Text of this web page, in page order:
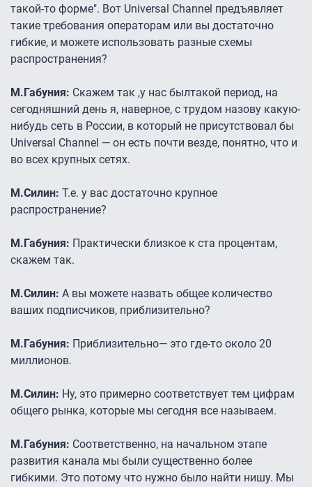
такой-то форме". Вот Universal Channel предъявляет
такие требования операторам или вы достаточно
гибкие, и можете использовать разные схемы
распространения?
М.Габуния: Скажем так ,у нас былтакой период, на
сегодняшний день я, наверное, с трудом назову какую-
нибудь сеть в России, в который не присутствовал бы
Universal Channel — он есть почти везде, понятно, что и
во всех крупных сетях.
М.Силин: Т.е. у вас достаточно крупное
распространение?
М.Габуния: Практически близкое к ста процентам,
скажем так.
М.Силин: А вы можете назвать общее количество
ваших подписчиков, приблизительно?
М.Габуния: Приблизительно— это где-то около 20
миллионов.
М.Силин: Ну, это примерно соответствует тем цифрам
общего рынка, которые мы сегодня все называем.
М.Габуния: Соответственно, на начальном этапе
развития канала мы были существенно более
гибкими. Это потому что нужно было найти нишу. Мы